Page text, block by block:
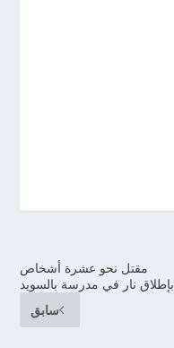
مقتل نحو عشرة أشخاص
بإطلاق نار في مدرسة بالسويد
سابق